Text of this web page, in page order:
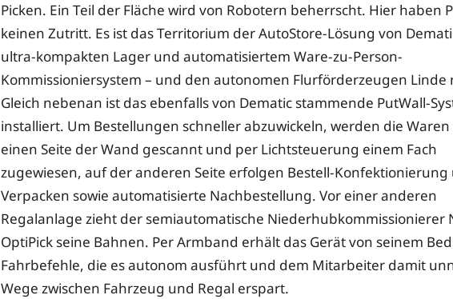
Picken. Ein Teil der Fläche wird von Robotern beherrscht. Hier haben
keinen Zutritt. Es ist das Territorium der AutoStore-Lösung von
ultra-kompakten Lager und automatisiertem Ware-zu-Person-
Kommissioniersystem – und den autonomen Flurförderzeugen Linde
Gleich nebenan ist das ebenfalls von Dematic stammende PutWall-
installiert. Um Bestellungen schneller abzuwickeln, werden die
einen Seite der Wand gescannt und per Lichtsteuerung einem Fach
zugewiesen, auf der anderen Seite erfolgen Bestell-Konfektionierung
Verpacken sowie automatisierte Nachbestellung. Vor einer anderen
Regalanlage zieht der semiautomatische Niederhubkommissionierer
OptiPick seine Bahnen. Per Armband erhält das Gerät von seinem
Fahrbefehle, die es autonom ausführt und dem Mitarbeiter damit
Wege zwischen Fahrzeug und Regal erspart.